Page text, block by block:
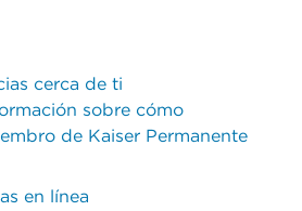
cerca de ti
sobre cómo
de Kaiser Permanente
en línea